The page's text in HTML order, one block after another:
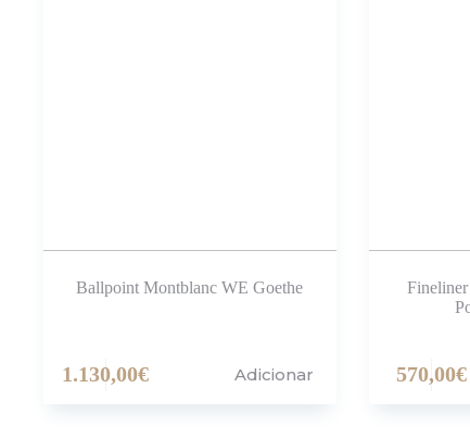
Ballpoint Montblanc WE Goethe
1.130,00€ Adicionar 570,00€